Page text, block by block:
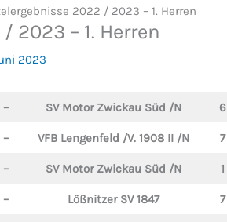
2022 / 2023 – 1. Herren
– 1. Herren
2023
– SV Motor Zwickau Süd /N 6
– VFB Lengenfeld /V. 1908 II /N 7
– SV Motor Zwickau Süd /N 1
– Lößnitzer SV 1847 7